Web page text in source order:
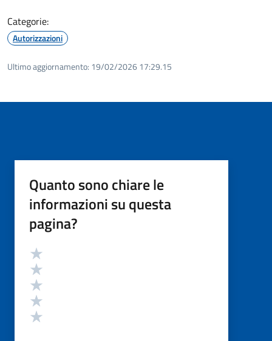
Categorie:
Autorizzazioni
Ultimo aggiornamento: 19/02/2026 17:29.15
Quanto sono chiare le
informazioni su questa
pagina?
Valutazione